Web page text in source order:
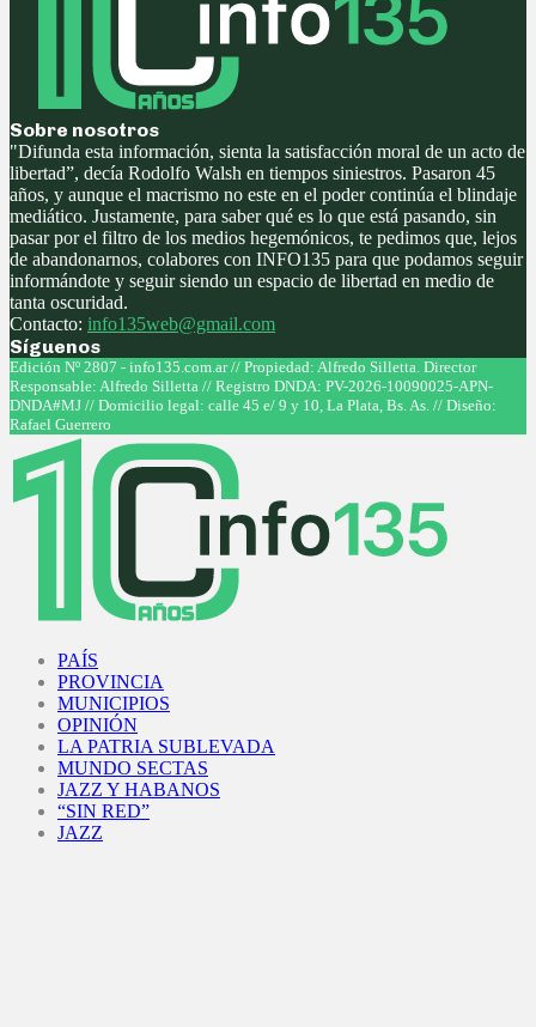
Sobre nosotros
"Difunda esta información, sienta la satisfacción moral de un acto de
libertad”, decía Rodolfo Walsh en tiempos siniestros. Pasaron 45
años, y aunque el macrismo no este en el poder continúa el blindaje
mediático. Justamente, para saber qué es lo que está pasando, sin
pasar por el filtro de los medios hegemónicos, te pedimos que, lejos
de abandonarnos, colabores con INFO135 para que podamos seguir
informándote y seguir siendo un espacio de libertad en medio de
tanta oscuridad.
Contacto: info135web@gmail.com
Síguenos
Facebook
Twitter
Instagram
Youtube
Edición Nº 2807 - info135.com.ar // Propiedad: Alfredo Silletta. Director
Responsable: Alfredo Silletta // Registro DNDA: PV-2026-10090025-APN-
DNDA#MJ // Domicilio legal: calle 45 e/ 9 y 10, La Plata, Bs. As. // Diseño:
Rafael Guerrero
PAÍS
PROVINCIA
MUNICIPIOS
OPINIÓN
LA PATRIA SUBLEVADA
MUNDO SECTAS
JAZZ Y HABANOS
“SIN RED”
JAZZ